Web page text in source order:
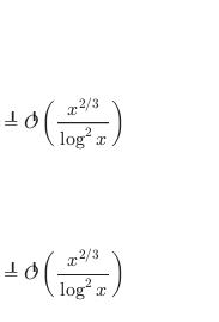
⎟ ⎟
= 𝑂 ( 𝑥2/3
log2 𝑥
)
log 2x)
⎟ ⎟
= 𝑂 ( 𝑥2/3
log2 𝑥
)
log 2x)